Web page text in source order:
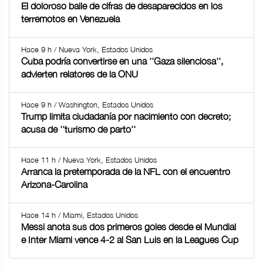
El doloroso baile de cifras de desaparecidos en los
terremotos en Venezuela
Hace 9 h / Nueva York, Estados Unidos
Cuba podría convertirse en una ''Gaza silenciosa'',
advierten relatores de la ONU
Hace 9 h / Washington, Estados Unidos
Trump limita ciudadanía por nacimiento con decreto;
acusa de ''turismo de parto''
Hace 11 h / Nueva York, Estados Unidos
Arranca la pretemporada de la NFL con el encuentro
Arizona-Carolina
Hace 14 h / Miami, Estados Unidos
Messi anota sus dos primeros goles desde el Mundial
e Inter Miami vence 4-2 al San Luis en la Leagues Cup